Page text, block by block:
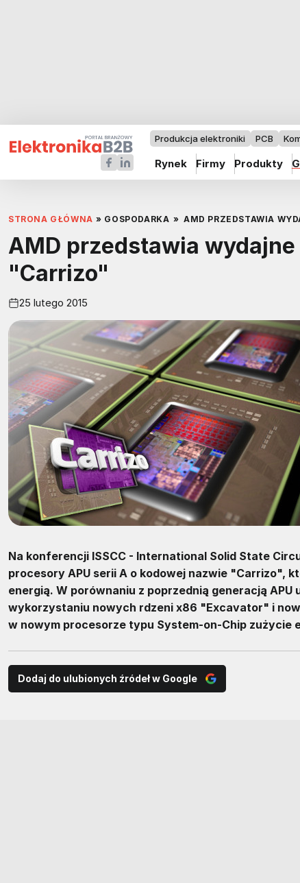
Produkcja elektroniki PCB
Rynek Firmy Produkty
STRONA GŁÓWNA » GOSPODARKA » AMD PRZEDSTAWIA
AMD przedstawia
"Carrizo"
25 lutego 2015
Na konferencji ISSCC - International Solid State
procesory APU serii A o kodowej nazwie "Carrizo",
energią. W porównaniu z poprzednią generacją
wykorzystaniu nowych rdzeni x86 "Excavator" i
w nowym procesorze typu System-on-Chip zużycie
Dodaj do ulubionych źródeł w Google